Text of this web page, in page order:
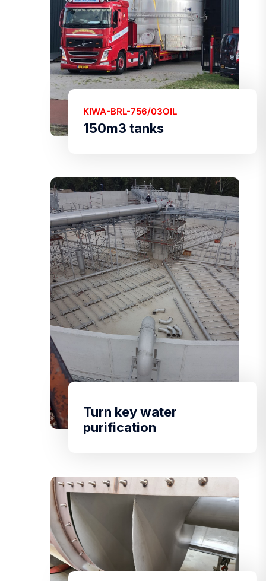
KIWA-BRL-756/03OIL
150m3 tanks
Turn key water
purification